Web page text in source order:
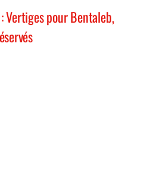
Vertiges pour Bentaleb,